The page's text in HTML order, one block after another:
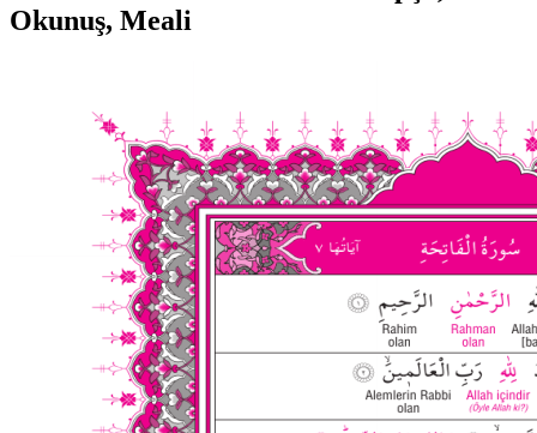
Okunuş, Meali